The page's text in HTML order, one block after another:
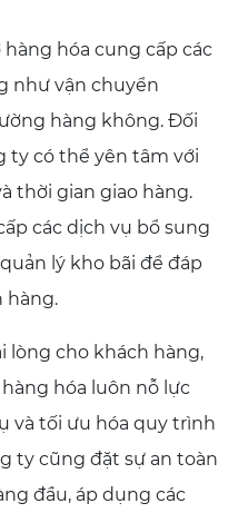
hóa cung cấp các
như vận chuyển
hàng không. Đối
ty có thể yên tâm với
thời gian giao hàng.
các dịch vụ bổ sung
lý kho bãi để đáp
hàng.
lòng cho khách hàng,
hóa luôn nỗ lực
và tối ưu hóa quy trình
ty cũng đặt sự an toàn
đầu, áp dụng các